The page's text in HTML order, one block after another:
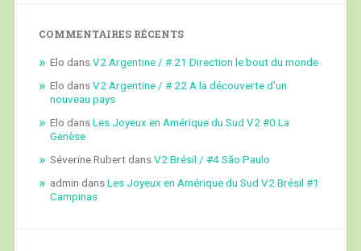
COMMENTAIRES RÉCENTS
Elo dansV2 Argentine / # 21 Direction le bout du monde
Elo dansV2 Argentine / # 22 A la découverte d’un
nouveau pays
Elo dansLes Joyeux en Amérique du Sud V2 #0 La
Genèse
Séverine RubertdansV2 Brésil / #4 São Paulo
admin dansLes Joyeux en Amérique du Sud V2 Brésil #1
Campinas